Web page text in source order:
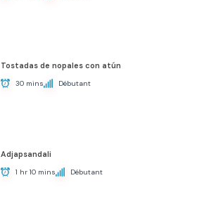
Tostadas de nopales con atún
30 mins Débutant
Adjapsandali
1 hr 10 mins Débutant